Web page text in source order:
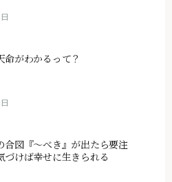
命がわかるって？
合図『〜べき』が出たら要注
づけば幸せに生きられる